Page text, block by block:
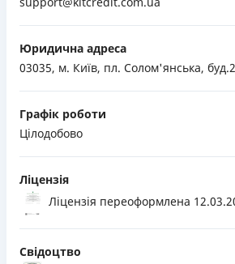
Юридична адреса
03035, м. Київ, пл. Солом'янська,
Графік роботи
Цілодобово
Ліцензія
Ліцензія переоформлена
Свідоцтво